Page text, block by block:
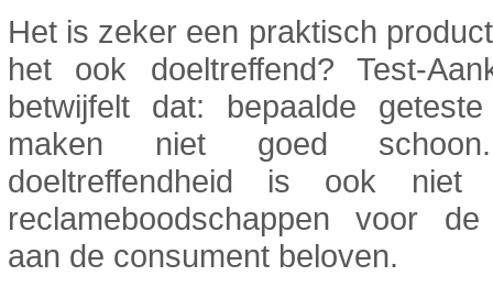
Het is zeker een praktisch
het ook doeltreffend? Test-
betwijfelt dat: bepaalde
maken niet goed
doeltreffendheid is ook
reclameboodschappen voor
aan de consument beloven.